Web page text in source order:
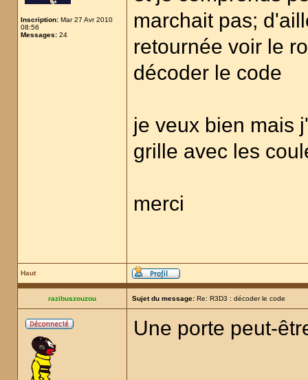
Inscription: Mar 27 Avr 2010
08:56
Messages: 24
marchait pas;
retournée voir le
décoder le code
je veux bien mais
grille avec les
merci
Haut
razibuszouzou Sujet du message: Re: R3D3 : décoder le code
Une porte peut-